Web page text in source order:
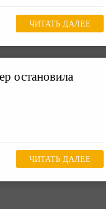
ЧИТАТЬ ДАЛЕЕ
остановила
ЧИТАТЬ ДАЛЕЕ